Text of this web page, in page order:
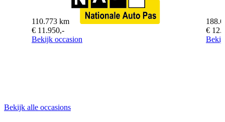
110.773 km
€ 11.950,-
Bekijk occasion
€
Bekijk alle occasions